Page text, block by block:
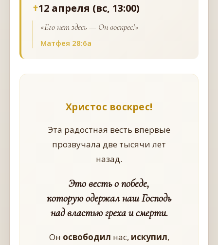
12 апреля (вс, 13:00)
«Его нет здесь — Он воскрес!»
Матфея 28:6а
Христос воскрес!
Эта радостная весть впервые
прозвучала две тысячи лет
назад.
Это весть о победе,
которую одержал наш Господь
над властью греха и смерти.
Он освободил нас, искупил,